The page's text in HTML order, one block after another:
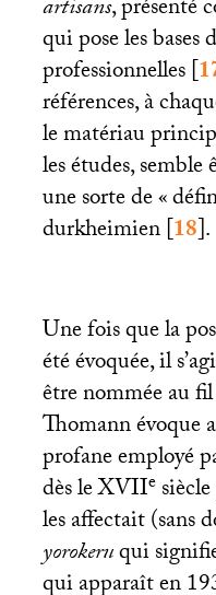
artisans, présenté
qui pose les bases
professionnelles[
références, à
le matériau
les études,
une sorte de «
durkheimien[18].
Une fois que la
été évoquée, il
être nommée au
Thomann évoque
profane employé
dès leXVIIe
les affectait (sans
yorokeruqui
qui apparaît en